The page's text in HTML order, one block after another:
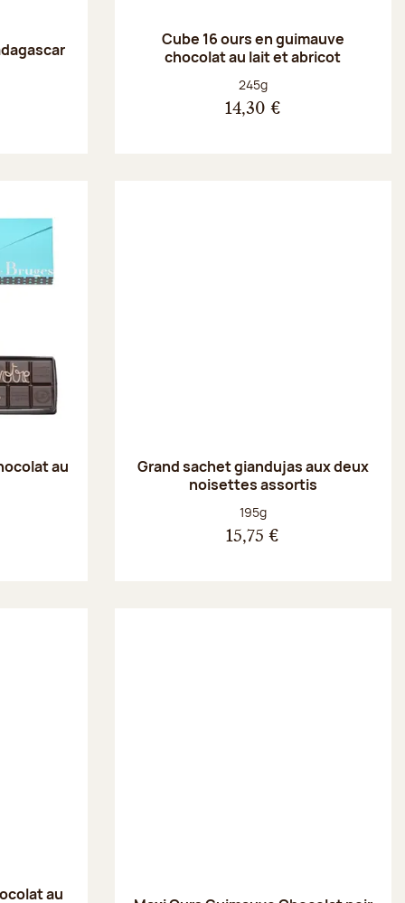
Cube 16 ours en guimauve
chocolat au lait et abricot
Poids net :
245g
14,30 €
au
Grand sachet giandujas aux deux
noisettes assortis
Poids net :
195g
15,75 €
au